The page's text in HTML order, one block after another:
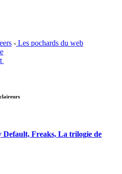
- Les pochards du web
Default, Freaks, La trilogie de